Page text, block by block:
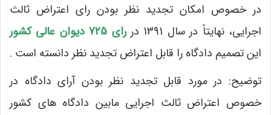
در خصوص امکان تجدید نظر بودن رای اعتراض ثالث
اجرایی، نهایتاً در سال 1391 در
رای 725 دیوان عالی کشور
این تصمیم دادگاه را قابل اعتراض تجدید نظر دانسته است .
توضیح: در مورد قابل تجدید نظر بودن آرای دادگاه در
خصوص اعتراض ثالث اجرایی مابین دادگاه های کشور